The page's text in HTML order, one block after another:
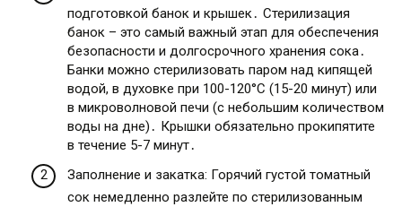
подготовкой банок и крышек․ Стерилизация
банок – это самый важный этап для обеспечения
безопасности и долгосрочного хранения сока․
Банки можно стерилизовать паром над кипящей
водой, в духовке при 100-120°C (15-20 минут) или
в микроволновой печи (с небольшим количеством
воды на дне)․ Крышки обязательно прокипятите
в течение 5-7 минут․
Заполнение и закатка: Горячий густой томатный
сок немедленно разлейте по стерилизованным